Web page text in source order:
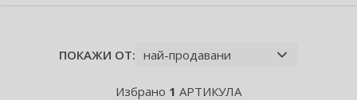
ПОКАЖИ ОТ:
Избрано 1 АРТИКУЛА